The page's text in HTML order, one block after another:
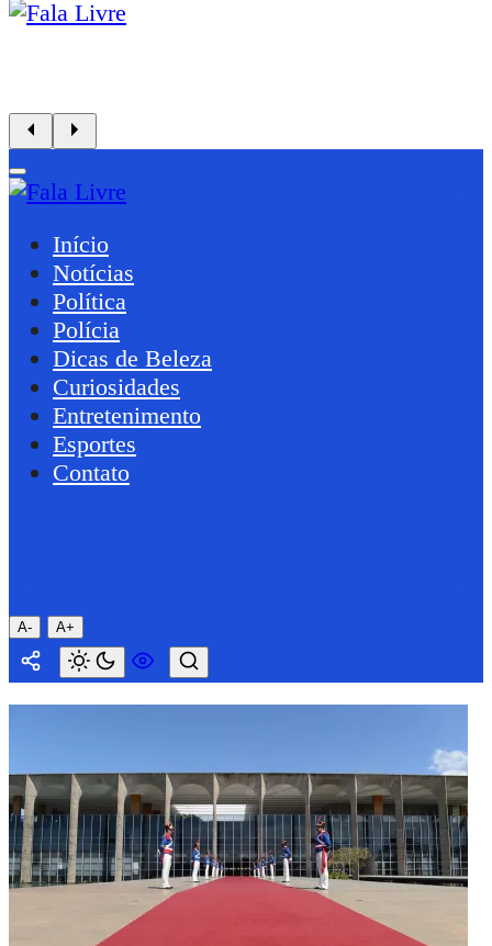
Início
Notícias
Política
Polícia
Dicas de Beleza
Curiosidades
Entretenimento
Esportes
Contato
A- A+